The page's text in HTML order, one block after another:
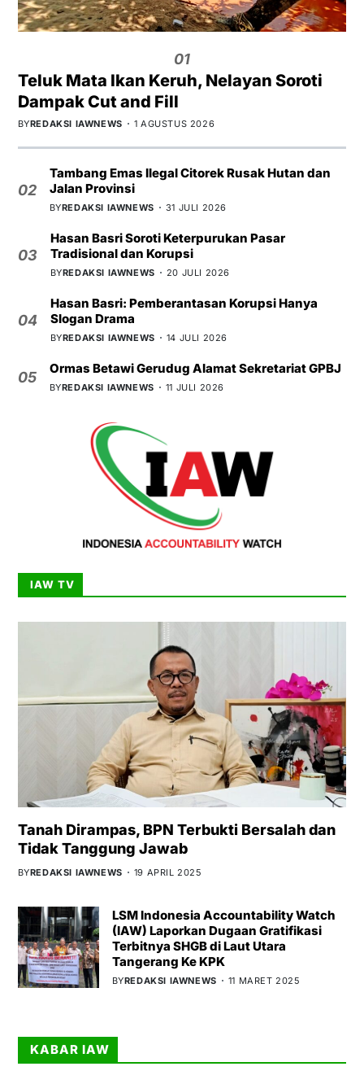
01
Teluk Mata Ikan Keruh, Nelayan Soroti
Dampak Cut and Fill
BYREDAKSI IAWNEWS 1 AGUSTUS 2026
02
Tambang Emas Ilegal Citorek Rusak Hutan dan
Jalan Provinsi
BYREDAKSI IAWNEWS 31 JULI 2026
03
Hasan Basri Soroti Keterpurukan Pasar
Tradisional dan Korupsi
BYREDAKSI IAWNEWS 20 JULI 2026
04
Hasan Basri: Pemberantasan Korupsi Hanya
Slogan Drama
BYREDAKSI IAWNEWS 14 JULI 2026
05
Ormas Betawi Gerudug Alamat Sekretariat GPBJ
BYREDAKSI IAWNEWS 11 JULI 2026
IAW TV
Tanah Dirampas, BPN Terbukti Bersalah dan
Tidak Tanggung Jawab
BYREDAKSI IAWNEWS 19 APRIL 2025
LSM Indonesia Accountability Watch
(IAW) Laporkan Dugaan Gratifikasi
Terbitnya SHGB di Laut Utara
Tangerang Ke KPK
BYREDAKSI IAWNEWS 11 MARET 2025
KABAR IAW